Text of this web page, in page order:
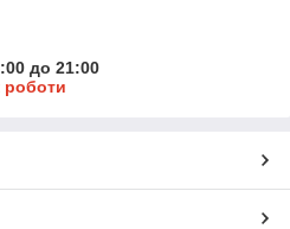
до 21:00
роботи